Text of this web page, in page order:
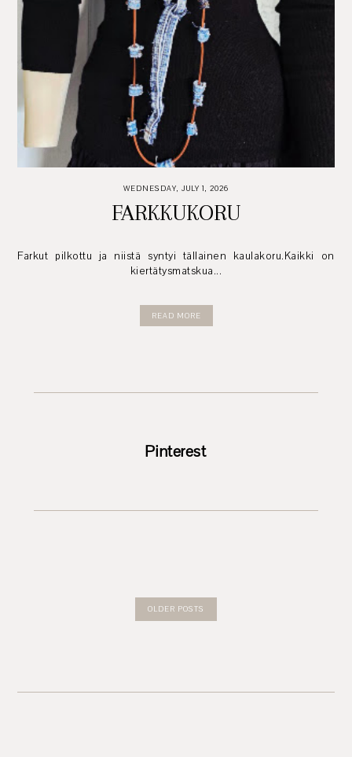
WEDNESDAY, JULY 1, 2026
FARKKUKORU
Farkut pilkottu ja niistä syntyi tällainen kaulakoru.Kaikki on
kiertätysmatskua...
READ MORE
Pinterest
OLDER POSTS